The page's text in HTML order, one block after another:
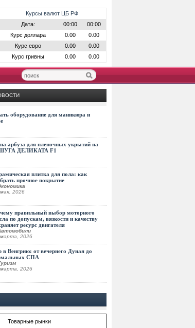
Курсы валют ЦБ РФ
Дата:
00:00
00:00
Курс доллара
0.00
0.00
Курс евро
0.00
0.00
Курс гривны
0.00 0.00
оборудование для маникюра и
арбуза для пленочных укрытий на
ШУГА ДЕЛИКАТА F1
плитка для пола: как
прочное покрытие
2026
правильный выбор моторного
по допускам, вязкости и качеству
ресурс двигателя
2026
в Венгрию: от вечернего Дуная до
СПА
2026
Товарные рынки